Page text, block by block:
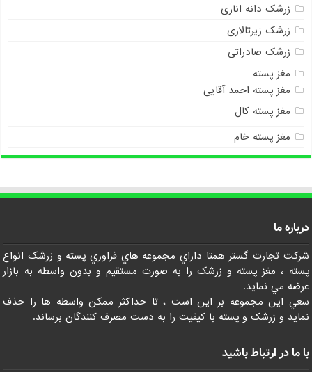
زرشک دانه اناری
زرشک زیرتالاری
زرشک صادراتی
مغز پسته
مغز پسته احمد آقایی
مغز پسته کال
مغز پسته خام
درباره ما
شرکت تجارت گستر همتا داراي مجموعه هاي فراوري پسته و زرشک انواع
پسته ، مغز پسته و زرشک را به صورت مستقيم و بدون واسطه به بازار
عرضه مي نمايد.
سعي اين مجموعه بر اين است ، تا حداکثر ممکن واسطه ها را حذف
نمايد و زرشک و پسته با کيفيت را به دست مصرف کنندگان برساند.
با ما در ارتباط باشید